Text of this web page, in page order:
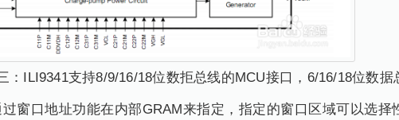
：ILI9341支持8/9/16/18位数拒总线的MCU接口，6/16/18位数
窗口地址功能在内部GRAM来指定，指定的窗口区域可以选